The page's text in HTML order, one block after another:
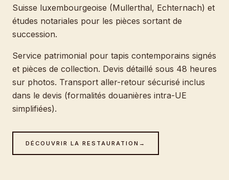
Suisse luxembourgeoise (Mullerthal, Echternach) et
études notariales pour les pièces sortant de
succession.
Service patrimonial pour tapis contemporains signés
et pièces de collection. Devis détaillé sous 48 heures
sur photos. Transport aller-retour sécurisé inclus
dans le devis (formalités douanières intra-UE
simplifiées).
DÉCOUVRIR LA RESTAURATION →